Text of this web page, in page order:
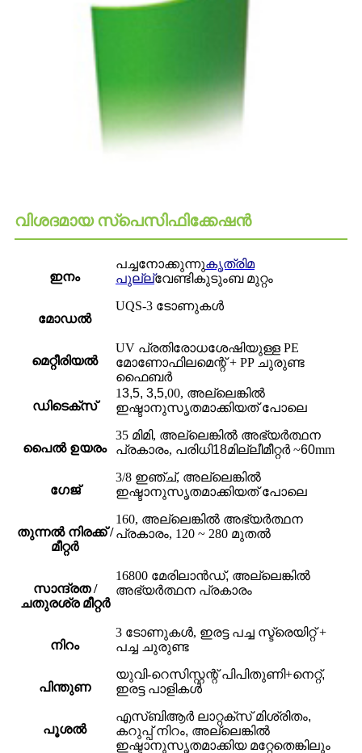
വിശദമായ സ്പെസിഫിക്കേഷൻ
ഇനം
പച്ചനോക്കുന്നുകൃത്രിമ
പുല്ല്വേണ്ടികുടുംബ മുറ്റം
മോഡൽ
UQS-3 ടോണുകൾ
മെറ്റീരിയൽ
UV പ്രതിരോധശേഷിയുള്ള PE
മോണോഫിലമെന്റ് + PP ചുരുണ്ട
ഫൈബർ
ഡിടെക്സ്
13,5, 3,5,00, അല്ലെങ്കിൽ
ഇഷ്ടാനുസൃതമാക്കിയത് പോലെ
പൈൽ ഉയരം
35 മിമി, അല്ലെങ്കിൽ അഭ്യർത്ഥന
പ്രകാരം, പരിധി18മില്ലീമീറ്റർ ~60mm
ഗേജ്
3/8 ഇഞ്ച്, അല്ലെങ്കിൽ
ഇഷ്ടാനുസൃതമാക്കിയത് പോലെ
തുന്നൽ നിരക്ക് /
മീറ്റർ
160, അല്ലെങ്കിൽ അഭ്യർത്ഥന
പ്രകാരം, 120 ~ 280 മുതൽ
സാന്ദ്രത /
ചതുരശ്ര മീറ്റർ
16800 മേരിലാൻഡ്, അല്ലെങ്കിൽ
അഭ്യർത്ഥന പ്രകാരം
നിറം
3 ടോണുകൾ, ഇരട്ട പച്ച സ്ട്രെയിറ്റ് +
പച്ച ചുരുണ്ട
പിന്തുണ
യുവി-റെസിസ്റ്റന്റ് പിപിതുണി+നെറ്റ്,
ഇരട്ട പാളികൾ
പൂശൽ
എസ്ബിആർ ലാറ്റക്സ് മിശ്രിതം,
കറുപ്പ് നിറം, അല്ലെങ്കിൽ
ഇഷ്ടാനുസൃതമാക്കിയ മറ്റേതെങ്കിലും